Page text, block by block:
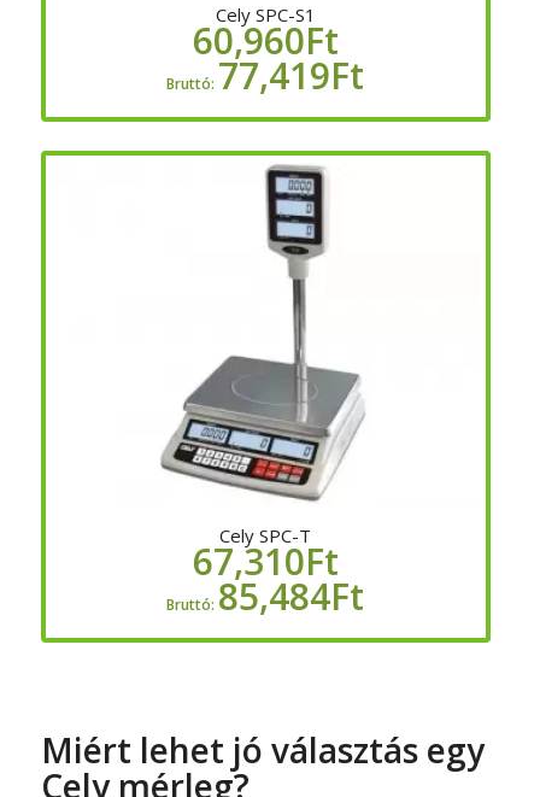
Cely SPC-S1
60,960Ft
Bruttó: 77,419Ft
Cely SPC-T
67,310Ft
Bruttó: 85,484Ft
Miért lehet jó választás egy
Cely mérleg?